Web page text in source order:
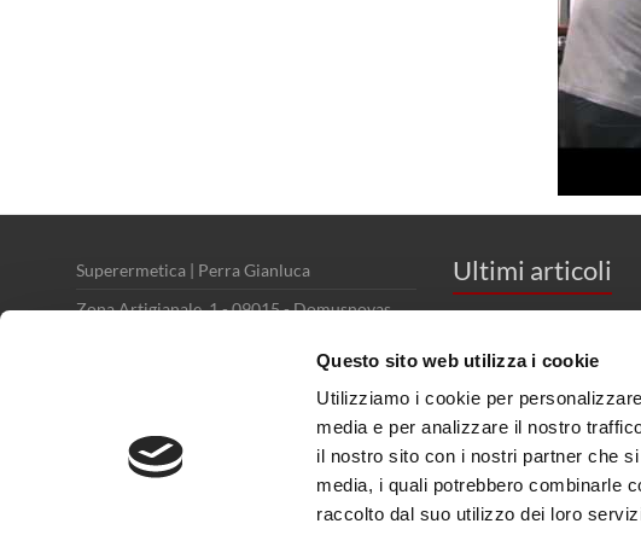
Questo sito web utilizza i cookie
Utilizziamo i cookie per
media e per analizzare il nostro
il nostro sito con i nostri partner che
media, i quali potrebbero combinarle
raccolto dal suo utilizzo dei loro
Superermetica | Perra Gianluca
Zona Artigianale, 1 - 09015 - Domusnovas
Fax: (977) 123-4567
Email: superermetica@gmail.com
Ultimi articoli